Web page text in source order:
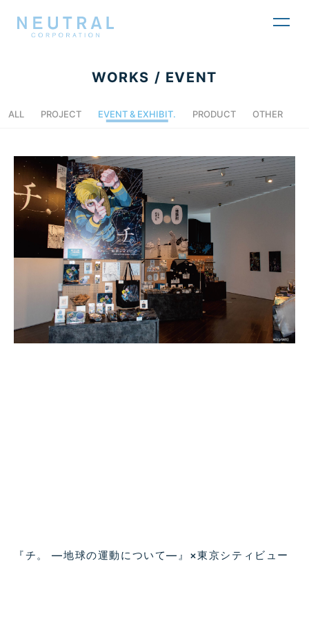
WORKS / EVENT
ALL PROJECT EVENT & EXHIBIT. PRODUCT OTHER
『チ。 ―地球の運動について―』×東京シティビュー